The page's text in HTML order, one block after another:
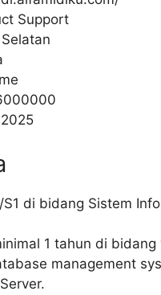
Support
di bidang Sistem
1 tahun di
management